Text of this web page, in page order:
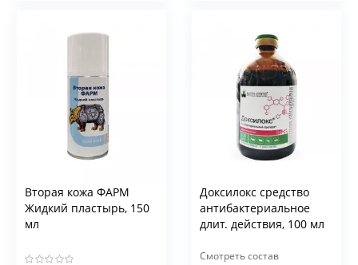
Вторая кожа ФАРМ
Жидкий пластырь, 150
мл
Доксилокс средство
антибактериальное
длит. действия, 100 мл
Смотреть состав